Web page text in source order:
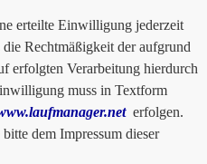
erteilte Einwilligung jederzeit
Rechtmäßigkeit der aufgrund
erfolgten Verarbeitung hierdurch
muss in Textform
erfolgen.
dem Impressum dieser